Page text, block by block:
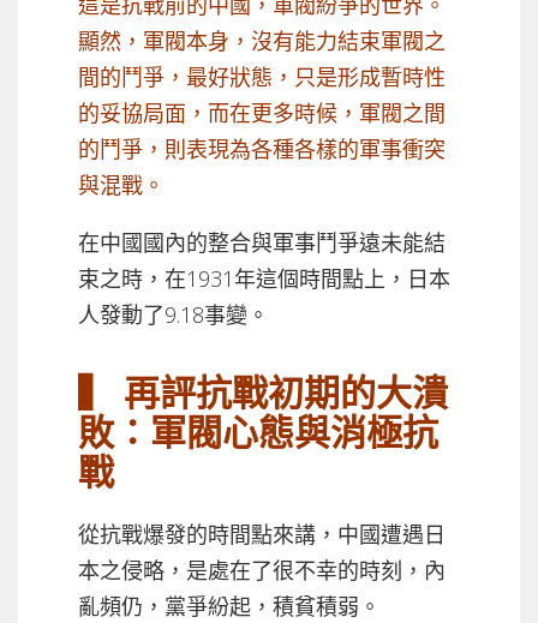
顯然，軍閥本身，沒有能力結束軍閥之
間的鬥爭，最好狀態，只是形成暫時性
的妥協局面，而在更多時候，軍閥之間
的鬥爭，則表現為各種各樣的軍事衝突
與混戰。
在中國國內的整合與軍事鬥爭遠未能結
束之時，在1931年這個時間點上，日本
人發動了9.18事變。
▍ 再評抗戰初期的大潰
敗：軍閥心態與消極抗
戰
從抗戰爆發的時間點來講，中國遭遇日
本之侵略，是處在了很不幸的時刻，內
亂頻仍，黨爭紛起，積貧積弱。